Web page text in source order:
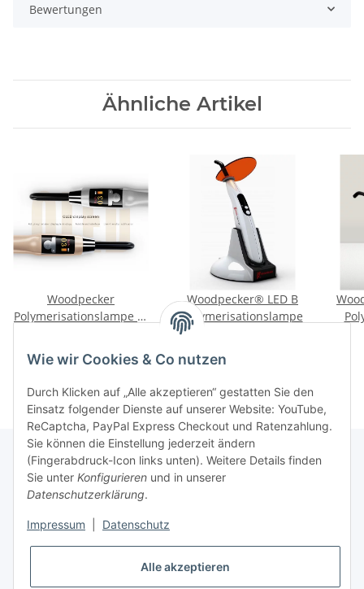
Bewertungen
Ähnliche Artikel
Woodpecker
Polymerisationslampe X-
Woodpecker® LED B
Polymerisationslampe
Rechtliche Hinweise
Produktinformationen
Wie wir Cookies & Co nutzen
Durch Klicken auf „Alle akzeptieren“ gestatten Sie den
Einsatz folgender Dienste auf unserer Website: YouTube,
ReCaptcha, PayPal Express Checkout und Ratenzahlung.
Sie können die Einstellung jederzeit ändern
(Fingerabdruck-Icon links unten). Weitere Details finden
Sie unter Konfigurieren und in unserer
Datenschutzerklärung.
Impressum Datenschutz
Alle akzeptieren